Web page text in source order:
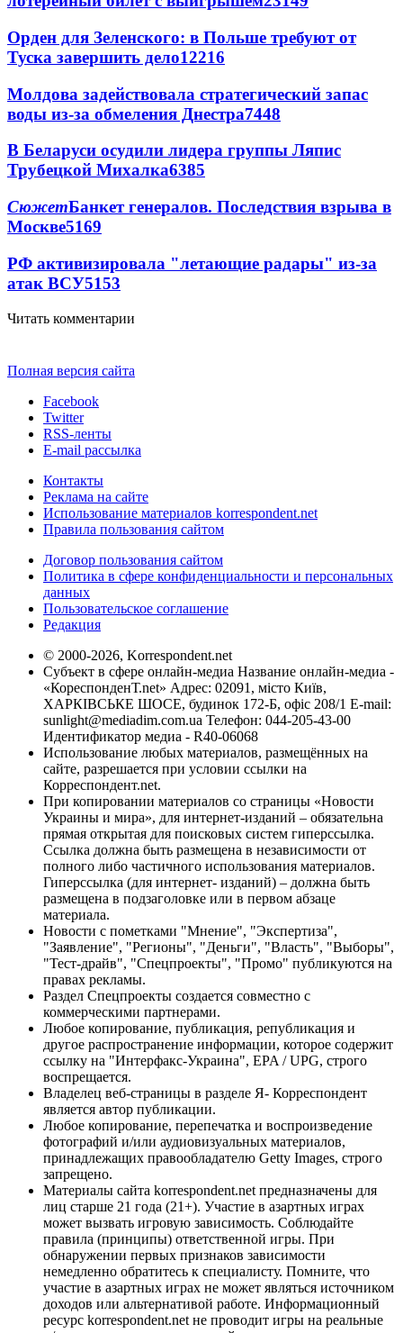
Орден для Зеленского: в Польше требуют от
Туска завершить дело12216
Молдова задействовала стратегический запас
воды из-за обмеления Днестра7448
В Беларуси осудили лидера группы Ляпис
Трубецкой Михалка6385
СюжетБанкет генералов. Последствия взрыва в
Москве5169
РФ активизировала "летающие радары" из-за
атак ВСУ5153
Читать комментарии
Полная версия сайта
Facebook
Twitter
RSS-ленты
E-mail рассылка
Контакты
Реклама на сайте
Использование материалов korrespondent.net
Правила пользования сайтом
Договор пользования сайтом
Политика в сфере конфиденциальности и персональных
данных
Пользовательское соглашение
Редакция
© 2000-2026, Korrespondent.net
Субъект в сфере онлайн-медиа Название онлайн-медиа -
«КореспонденТ.net» Адрес: 02091, місто Київ,
ХАРКІВСЬКЕ ШОСЕ, будинок 172-Б, офіс 208/1 E-mail:
sunlight@mediadim.com.ua Телефон: 044-205-43-00
Идентификатор медиа - R40-06068
Использование любых материалов, размещённых на
сайте, разрешается при условии ссылки на
Корреспондент.net.
При копировании материалов со страницы «Новости
Украины и мира», для интернет-изданий – обязательна
прямая открытая для поисковых систем гиперссылка.
Ссылка должна быть размещена в независимости от
полного либо частичного использования материалов.
Гиперссылка (для интернет- изданий) – должна быть
размещена в подзаголовке или в первом абзаце
материала.
Новости с пометками "Мнение", "Экспертиза",
"Заявление", "Регионы", "Деньги", "Власть", "Выборы",
"Тест-драйв", "Спецпроекты", "Промо" публикуются на
правах рекламы.
Раздел Спецпроекты создается совместно с
коммерческими партнерами.
Любое копирование, публикация, републикация и
другое распространение информации, которое содержит
ссылку на "Интерфакс-Украина", EPA / UPG, строго
воспрещается.
Владелец веб-страницы в разделе Я- Корреспондент
является автор публикации.
Любое копирование, перепечатка и воспроизведение
фотографий и/или аудиовизуальных материалов,
принадлежащих правообладателю Getty Images, строго
запрещено.
Материалы сайта korrespondent.net предназначены для
лиц старше 21 года (21+). Участие в азартных играх
может вызвать игровую зависимость. Соблюдайте
правила (принципы) ответственной игры. При
обнаружении первых признаков зависимости
немедленно обратитесь к специалисту. Помните, что
участие в азартных играх не может являться источником
доходов или альтернативой работе. Информационный
ресурс korrespondent.net не проводит игры на реальные